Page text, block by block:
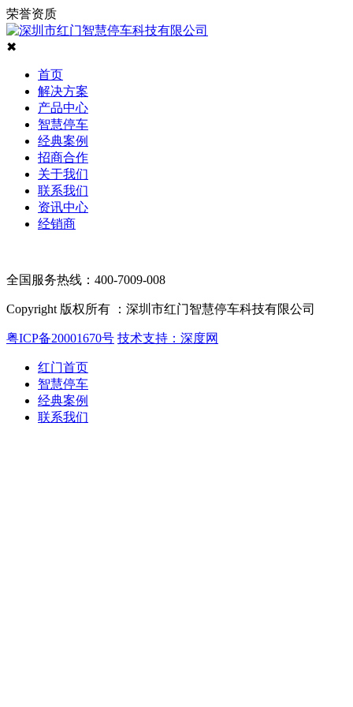
荣誉资质
✖
首页
解决方案
产品中心
智慧停车
经典案例
招商合作
关于我们
联系我们
资讯中心
经销商
全国服务热线：400-7009-008
Copyright 版权所有 ：深圳市红门智慧停车科技有限公司
粤ICP备20001670号 技术支持：深度网
红门首页
智慧停车
经典案例
联系我们